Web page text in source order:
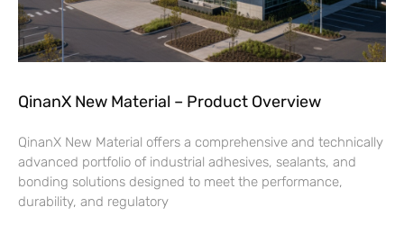
QinanX New Material – Product Overview
QinanX New Material offers a comprehensive and technically
advanced portfolio of industrial adhesives, sealants, and
bonding solutions designed to meet the performance,
durability, and regulatory